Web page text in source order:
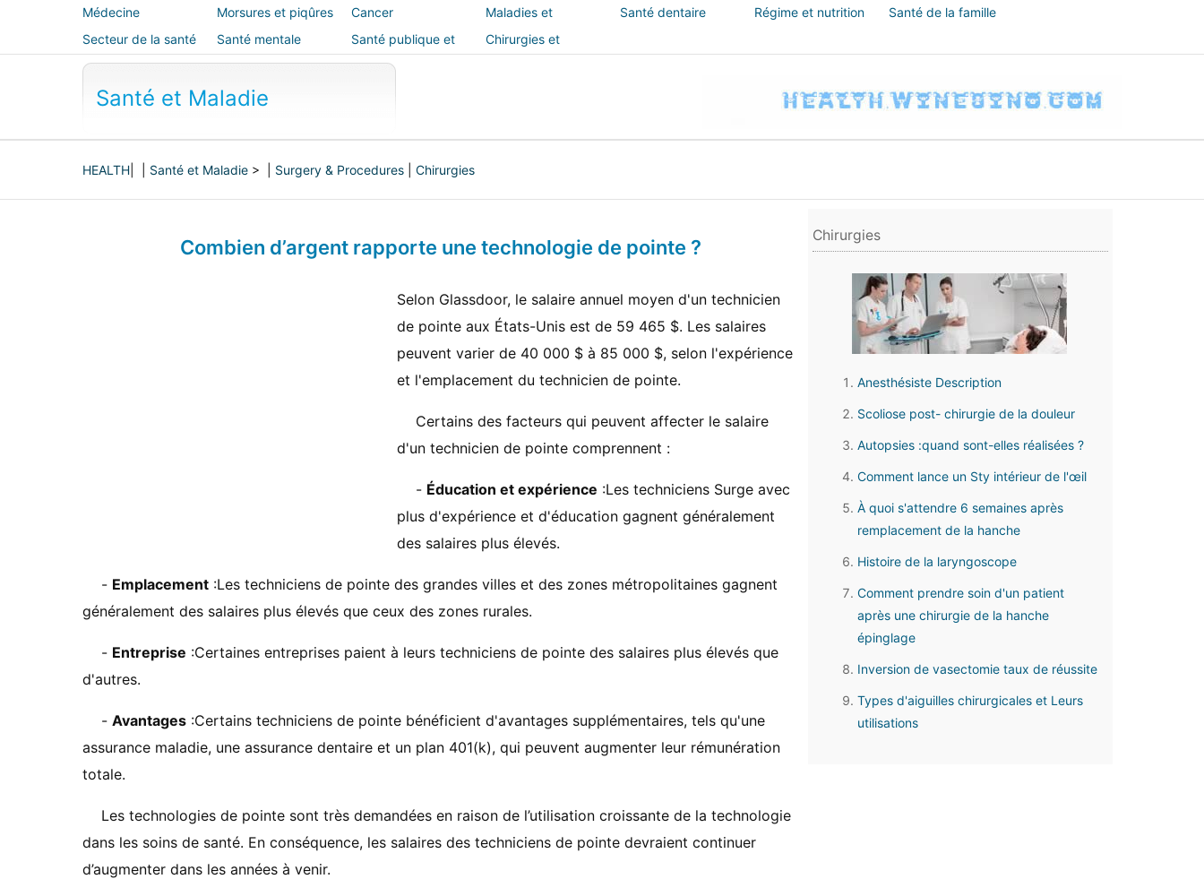
Médecine
alternative
Morsures et piqûres Cancer
Maladies et
traitements
Santé dentaire Régime et nutrition
Santé de la famille
Secteur de la santé
Santé mentale
Santé publique et
sécurité
Chirurgies et
Santé et Maladie
HEALTH Santé et Maladie > | Surgery & Procedures Chirurgies
Combien d’argent rapporte une technologie de pointe ?
Selon Glassdoor, le salaire annuel moyen d'un technicien
de pointe aux États-Unis est de 59 465 $. Les salaires
peuvent varier de 40 000 $ à 85 000 $, selon l'expérience
et l'emplacement du technicien de pointe.
Certains des facteurs qui peuvent affecter le salaire
d'un technicien de pointe comprennent :
- Éducation et expérience :Les techniciens Surge avec
plus d'expérience et d'éducation gagnent généralement
des salaires plus élevés.
- Emplacement :Les techniciens de pointe des grandes villes et des zones métropolitaines gagnent
généralement des salaires plus élevés que ceux des zones rurales.
- Entreprise :Certaines entreprises paient à leurs techniciens de pointe des salaires plus élevés que
d'autres.
- Avantages :Certains techniciens de pointe bénéficient d'avantages supplémentaires, tels qu'une
assurance maladie, une assurance dentaire et un plan 401(k), qui peuvent augmenter leur rémunération
totale.
Les technologies de pointe sont très demandées en raison de l’utilisation croissante de la technologie
dans les soins de santé. En conséquence, les salaires des techniciens de pointe devraient continuer
d’augmenter dans les années à venir.
Chirurgies
Anesthésiste Description
Scoliose post- chirurgie de la douleur
Autopsies :quand sont-elles réalisées ?
Comment lance un Sty intérieur de l'œil
À quoi s'attendre 6 semaines après
remplacement de la hanche
Histoire de la laryngoscope
Comment prendre soin d'un patient
après une chirurgie de la hanche
épinglage
Inversion de vasectomie taux de réussite
Types d'aiguilles chirurgicales et Leurs
utilisations